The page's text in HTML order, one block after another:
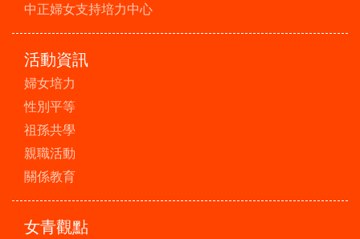
中正婦女支持培力中心
活動資訊
婦女培力
性別平等
祖孫共學
親職活動
關係教育
女青觀點